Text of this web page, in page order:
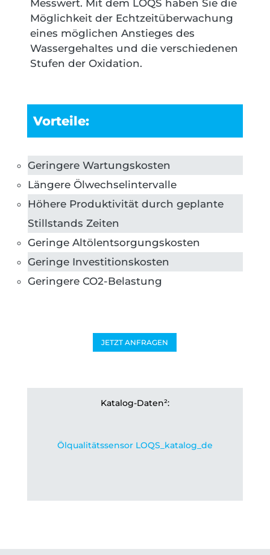
Messwert. Mit dem LOQS haben Sie die
Möglichkeit der Echtzeitüberwachung
eines möglichen Anstieges des
Wassergehaltes und die verschiedenen
Stufen der Oxidation.
Vorteile:
Geringere Wartungskosten
Längere Ölwechselintervalle
Höhere Produktivität durch geplante
Stillstands Zeiten
Geringe Altölentsorgungskosten
Geringe Investitionskosten
Geringere CO2-Belastung
JETZT ANFRAGEN
Katalog-Daten²:
Ölqualitätssensor LOQS_katalog_de